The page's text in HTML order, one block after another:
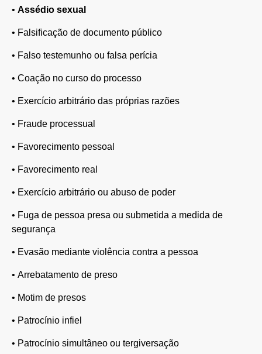
• Assédio sexual
• Falsificação de documento público
• Falso testemunho ou falsa perícia
• Coação no curso do processo
• Exercício arbitrário das próprias razões
• Fraude processual
• Favorecimento pessoal
• Favorecimento real
• Exercício arbitrário ou abuso de poder
• Fuga de pessoa presa ou submetida a medida de
segurança
• Evasão mediante violência contra a pessoa
• Arrebatamento de preso
• Motim de presos
• Patrocínio infiel
• Patrocínio simultâneo ou tergiversação